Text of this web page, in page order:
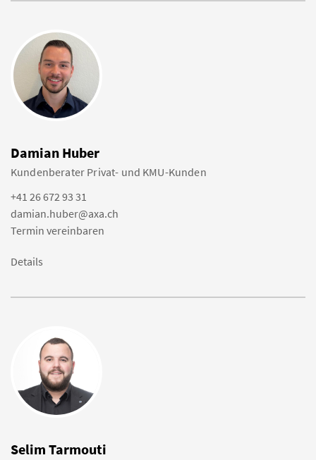
Damian Huber
Kundenberater Privat- und KMU-Kunden
+41 26 672 93 31
damian.huber@axa.ch
Termin vereinbaren
Details
Selim Tarmouti